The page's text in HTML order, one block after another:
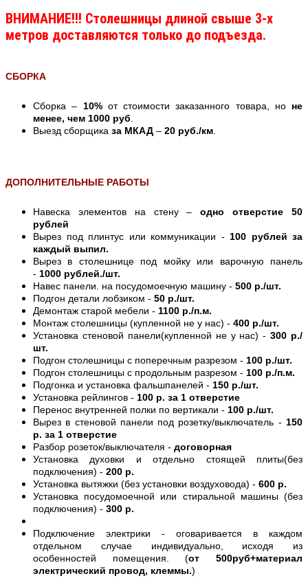
ВНИМАНИЕ!!! Столешницы длиной свыше 3-х
метров доставляются только до подъезда.
СБОРКА
Сборка – 10%от стоимости заказанного товара, но не
менее, чем 1000 руб
Выезд сборщика за МКАД – 20 руб./км
ДОПОЛНИТЕЛЬНЫЕ РАБОТЫ
Навеска элементов на стену –одно отверстие 50
рублей
Вырез под плинтус или коммуникации - 100 рублей за
каждый выпил.
Вырез в столешнице под мойку или варочную панель
- 1000 рублей./шт.
Навес панели. на посудомоечную машину - 500 р./шт.
Подгон детали лобзиком - 50 р./шт.
Демонтаж старой мебели - 1100 р./п.м.
Монтаж столешницы (купленной не у нас) - 400 р./шт.
Установка стеновой панели(купленной не у нас) -300 р./
шт.
Подгон столешницы с поперечным разрезом - 100 р./шт.
Подгон столешницы с продольным разрезом - 100 р./п.м.
Подгонка и установка фальшпанелей - 150 р./шт.
Установка рейлингов - 100 р. за 1 отверстие
Перенос внутренней полки по вертикали - 100 р./шт.
Вырез в стеновой панели под розетку/выключатель - 150
р. за 1 отверстие
Разбор розеток/выключателя - договорная
Установка духовки и отдельно стоящей плиты(без
подключения) - 200 р.
Установка вытяжки (без установки воздуховода) - 600 р.
Установка посудомоечной или стиральной машины (без
подключения) - 300 р.
Подключение электрики - оговаривается в каждом
отдельном случае индивидуально, исходя из
особенностей помещения. (от 500руб+материал
электрический провод, клеммы.)